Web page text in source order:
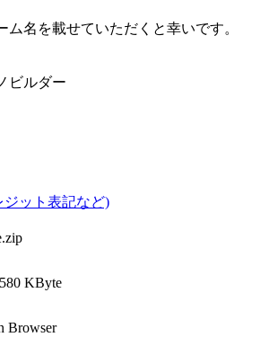
ム名を載せていただくと幸いです。
ビルダー
ジット表記など)
KByte
Browser